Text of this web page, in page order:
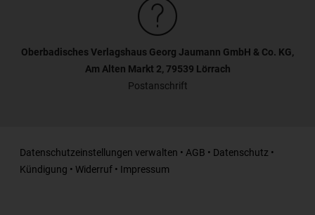
Oberbadisches Verlagshaus Georg Jaumann GmbH & Co. KG,
Am Alten Markt 2, 79539 Lörrach
Postanschrift
Datenschutzeinstellungen verwalten • AGB • Datenschutz •
Kündigung • Widerruf • Impressum